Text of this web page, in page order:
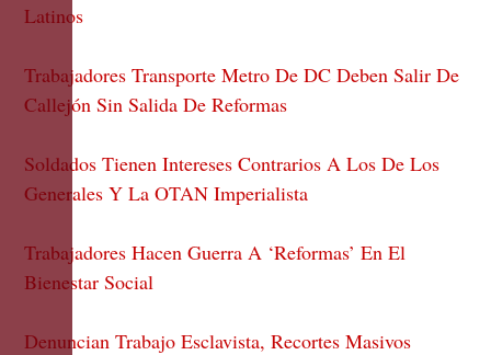
Latinos
Trabajadores Transporte Metro De DC Deben Salir De
Callejón Sin Salida De Reformas
Soldados Tienen Intereses Contrarios A Los De Los
Generales Y La OTAN Imperialista
Trabajadores Hacen Guerra A ‘Reformas’ En El
Bienestar Social
Denuncian Trabajo Esclavista, Recortes Masivos